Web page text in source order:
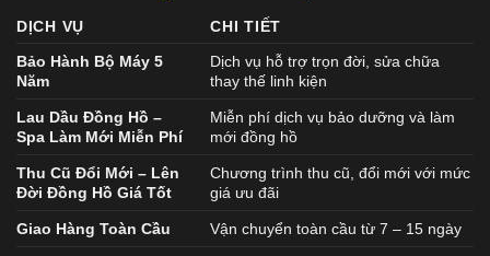
DỊCH VỤ
CHI TIẾT
Bảo Hành Bộ Máy 5
Năm
Dịch vụ hỗ trợ trọn đời, sửa chữa
thay thế linh kiện
Lau Dầu Đồng Hồ –
Spa Làm Mới Miễn Phí
Miễn phí dịch vụ bảo dưỡng và làm
mới đồng hồ
Thu Cũ Đổi Mới – Lên
Đời Đồng Hồ Giá Tốt
Chương trình thu cũ, đổi mới với mức
giá ưu đãi
Giao Hàng Toàn Cầu Vận chuyển toàn cầu từ 7 – 15 ngày